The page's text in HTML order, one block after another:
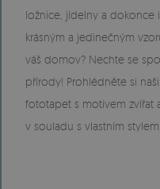
ložnice, jídelny a dokonce
krásným a jedinečným
váš domov? Nechte se
přírody! Prohlédněte si
fototapet s motivem zvířat
v souladu s vlastním stylem